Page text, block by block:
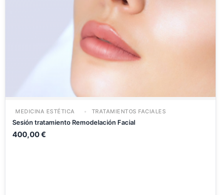
MEDICINA ESTÉTICA TRATAMIENTOS FACIALES
Sesión tratamiento Remodelación Facial
400,00€